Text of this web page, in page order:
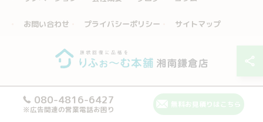
080-4816-6427
※広告関連の営業電話お困り
無料お見積りはこちら
お問い合わせ プライバシーポリシー サイトマップ
© 2026 神奈川県鎌倉のリフォームならりふぉ～む本舗 湘南鎌倉店 ALL RIGHTS
RESERVED.